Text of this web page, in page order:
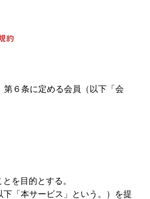
約
６条に定める会員（以下「会
を目的とする。
「本サービス」という。）を提